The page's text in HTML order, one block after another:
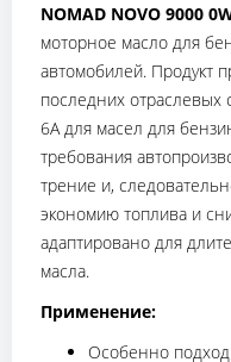
NOMAD NOVO 9000
моторное масло для
автомобилей. Продукт
последних отраслевых
6A для масел для
требования
трение и,
экономию топлива и
адаптировано для
масла.
Применение:
Особенно